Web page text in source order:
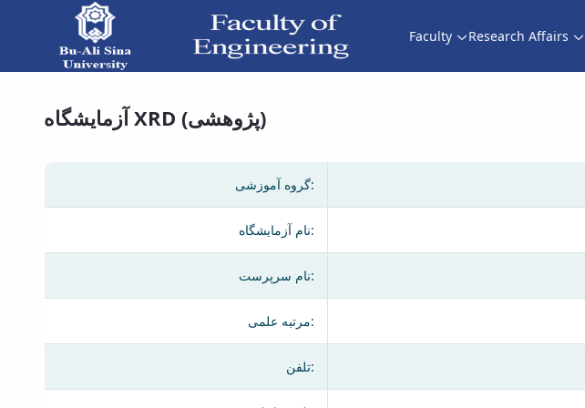
Faculty Research Affairs
آزمایشگاه XRD (پژوهشی)
گروه آموزشی:
نام آزمایشگاه:
نام سرپرست:
مرتبه علمی:
تلفن: